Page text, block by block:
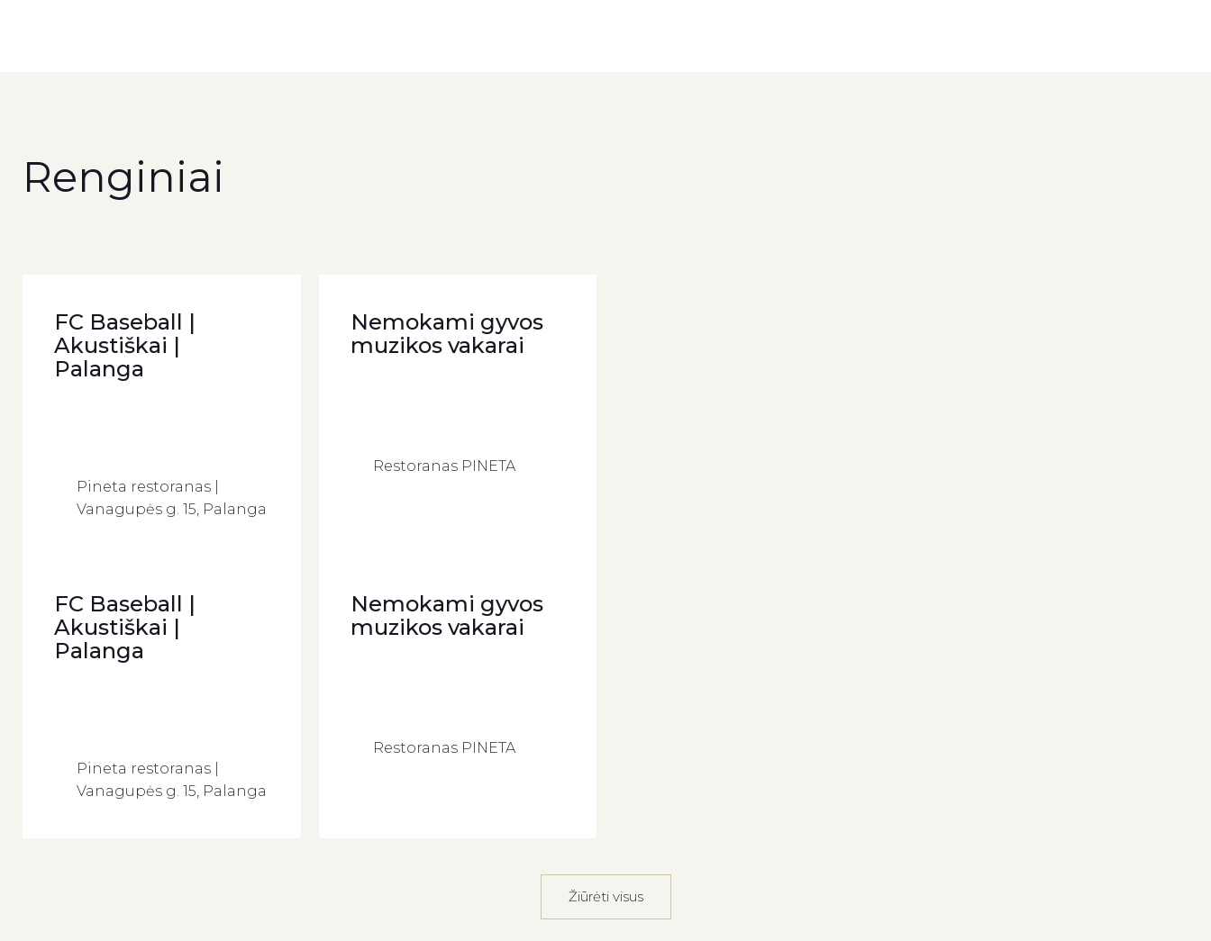
Renginiai
FC Baseball |
Akustiškai |
Palanga
Pineta restoranas |
Vanagupės g. 15, Palanga
Nemokami gyvos
muzikos vakarai
Restoranas PINETA
FC Baseball |
Akustiškai |
Palanga
Pineta restoranas |
Vanagupės g. 15, Palanga
Nemokami gyvos
muzikos vakarai
Restoranas PINETA
Žiūrėti visus